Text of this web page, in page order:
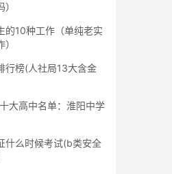
的10种工作（单纯老实
行榜(人社局13大含金
大高中名单：淮阳中学
什么时候考试(b类安全